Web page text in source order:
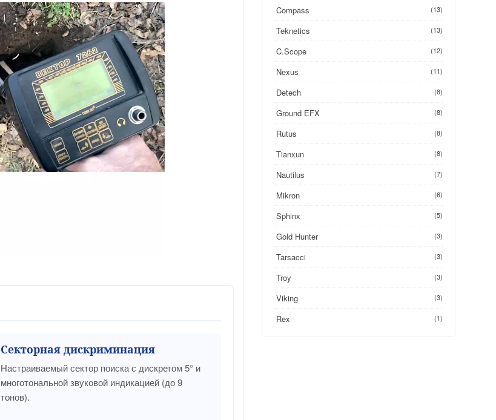
Секторная дискриминация
Настраиваемый сектор поиска с дискретом 5° и
многотональной звуковой индикацией (до 9
тонов).
Compass (13)
Teknetics (13)
C.Scope (12)
Nexus (11)
Detech (8)
Ground EFX (8)
Rutus (8)
Tianxun (8)
Nautilus (7)
Mikron (6)
Sphinx (5)
Gold Hunter (3)
Tarsacci (3)
Troy (3)
Viking (3)
Rex (1)